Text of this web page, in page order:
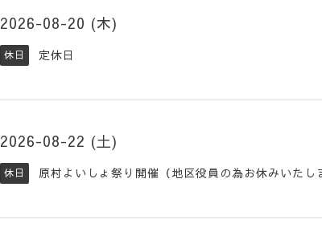
2026-08-20 (木)
休日 定休日
2026-08-22 (土)
休日 原村よいしょ祭り開催（地区役員の為お休みいたし